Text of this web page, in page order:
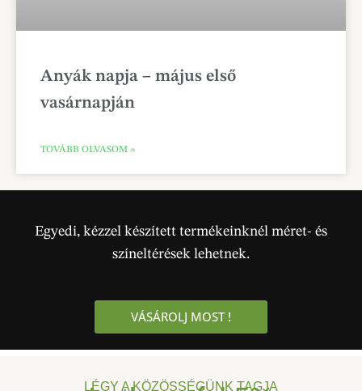
Anyák napja – május első
vasárnapján
Egyedi, kézzel készített termékeinknél méret- és
VÁSÁROLJ MOST !